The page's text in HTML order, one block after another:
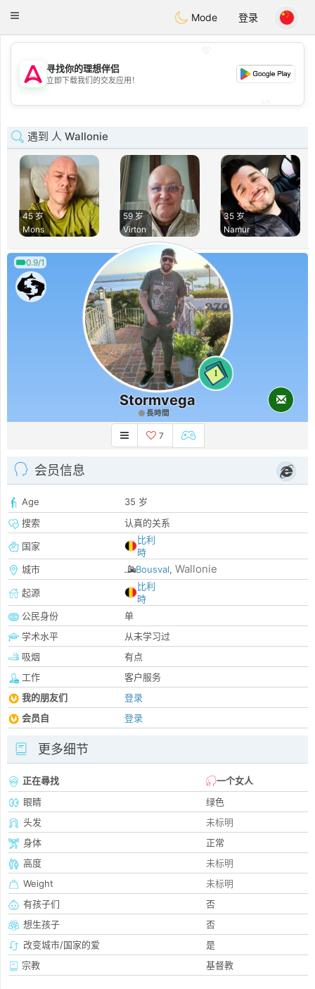
Tantôt
Toggle
Mode 登录
💖
💕
寻找你的理想伴侣
立即下载我们的交友应用！
遇到 人 Wallonie
45 岁
Mons
59 岁
Virton
35 岁
Namur
0.9/1
1
Stormvega
長時間
7
会员信息
Age
35 岁
搜索
认真的关系
国家
比利
時
城市
Bousval, Wallonie
起源
比利
時
公民身份
单
学术水平
从未学习过
吸烟
有点
工作
客户服务
我的朋友们
登录
会员自
登录
更多细节
正在尋找
一个女人
眼睛
绿色
头发
未标明
身体
正常
高度
未标明
Weight
未标明
有孩子们
否
想生孩子
否
改变城市/国家的爱
是
宗教
基督教